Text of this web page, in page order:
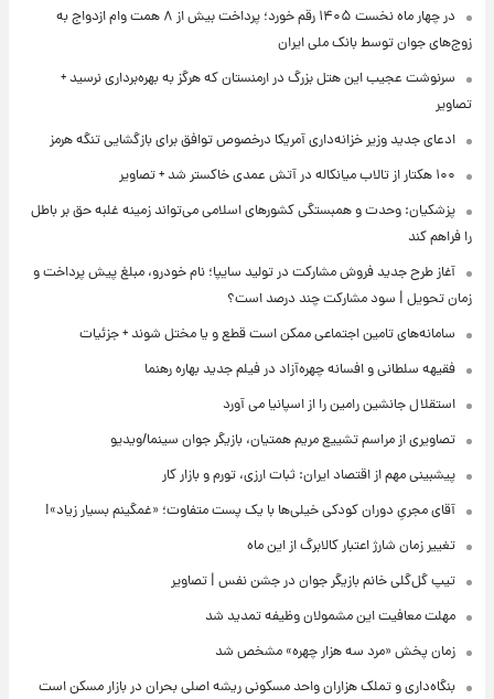
در چهار ماه نخست ۱۴۰۵ رقم خورد؛ پرداخت بیش از ۸ همت وام ازدواج به
زوج‌های جوان توسط بانک ملی ایران
سرنوشت عجیب این هتل بزرگ در ارمنستان که هرگز به بهره‌برداری نرسید +
تصاویر
ادعای جدید وزیر خزانه‌داری آمریکا درخصوص توافق برای بازگشایی تنگه هرمز
۱۰۰ هکتار از تالاب میانکاله در آتش عمدی خاکستر شد + تصاویر
پزشکیان: وحدت و همبستگی کشورهای اسلامی می‌تواند زمینه غلبه حق بر باطل
را فراهم کند
آغاز طرح جدید فروش مشارکت در تولید سایپا؛ نام خودرو، مبلغ پیش پرداخت و
زمان تحویل | سود مشارکت چند درصد است؟
سامانه‌های تامین اجتماعی ممکن است قطع و یا مختل شوند + جزئیات
فقیهه سلطانی و افسانه چهره‌آزاد در فیلم جدید بهاره رهنما
استقلال جانشین رامین را از اسپانیا می آورد
تصاویری از مراسم تشییع مریم همتیان، بازیگر جوان سینما/ویدیو
پیشبینی مهم از اقتصاد ایران: ثبات ارزی، تورم و بازار کار
آقای مجریِ دوران کودکی خیلی‌ها با یک پست متفاوت؛ «غمگینم بسیار زیاد»!
تغییر زمان شارژ اعتبار کالابرگ از این ماه
تیپ گل‌گلی خانم بازیگر جوان در جشن نفس | تصاویر
مهلت معافیت این مشمولان وظیفه تمدید شد
زمان پخش «مرد سه هزار چهره» مشخص شد
بنگاه‌داری و تملک هزاران واحد مسکونی ریشه اصلی بحران در بازار مسکن است